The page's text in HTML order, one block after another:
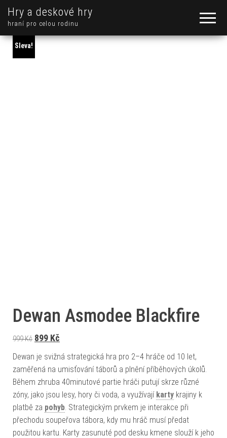
Hry a deskové hry
hraní pro celou rodinu
Sleva!
Dewan Asmodee Blackfire
999Kč Původní cena byla: 999 Kč.
899 Kč
Dewan je svižná strategická hra pro 2–4 hráče od 10 let,
zaměřená na umisťování táborů a plnění příběhových úkolů.
Během zhruba 40minutové partie hráči putují skrze různé
zóny, jako jsou lesy, hory či voda, a využívají karty krajiny k
platbě za pohyb . Strategickým prvkem je interakce při
přechodu soupeřova tábora, kdy mu hráč musí předat
použitou kartu. Karty zasunuté pod desku kmene slouží k jeho